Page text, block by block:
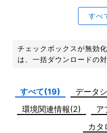
すべ
チェックボックスが無効
は、一括ダウンロードの対
すべて(19) データ
環境関連情報(2)
ア
カタ